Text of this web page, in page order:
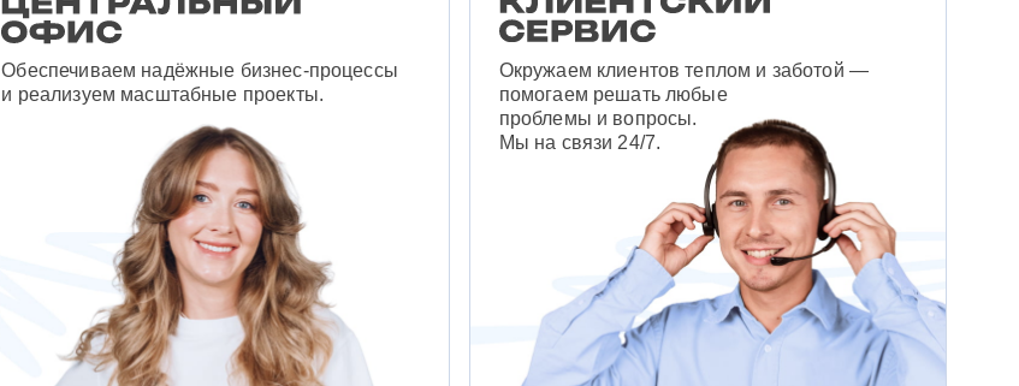
Обеспечиваем надёжные бизнес-процессы
и реализуем масштабные проекты.
Окружаем клиентов теплом и заботой —
помогаем решать любые
проблемы и вопросы.
Мы на связи 24/7.